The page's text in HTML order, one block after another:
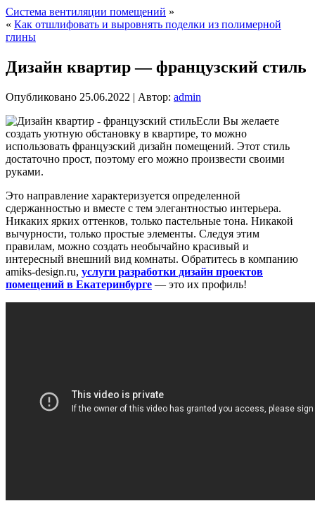
Система вентиляции помещений »
« Как отшлифовать и выровнять поделки из полимерной
глины
Дизайн квартир — французский стиль
Опубликовано 25.06.2022 | Автор: admin
Если Вы желаете
создать уютную обстановку в квартире, то можно
использовать французский дизайн помещений. Этот стиль
достаточно прост, поэтому его можно произвести своими
руками.
Это направление характеризуется определенной
сдержанностью и вместе с тем элегантностью интерьера.
Никаких ярких оттенков, только пастельные тона. Никакой
вычурности, только простые элементы. Следуя этим
правилам, можно создать необычайно красивый и
интересный внешний вид комнаты. Обратитесь в компанию
amiks-design.ru, услуги разработки дизайн проектов
помещений в Екатеринбурге — это их профиль!